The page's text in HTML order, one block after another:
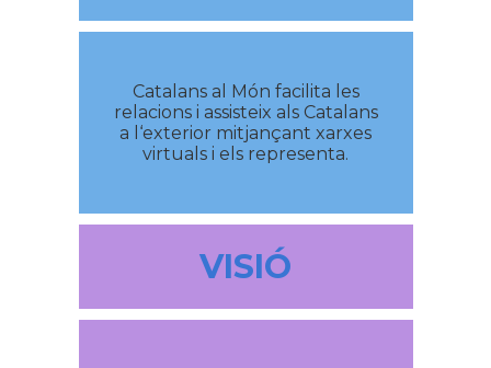
Catalans al Món facilita les
relacions i assisteix als Catalans
a l‘exterior mitjançant xarxes
virtuals i els representa.
VISIÓ